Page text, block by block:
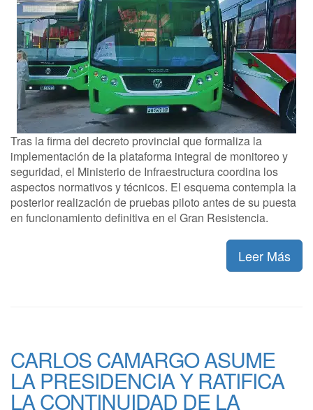
Tras la firma del decreto provincial que formaliza la
implementación de la plataforma integral de monitoreo y
seguridad, el Ministerio de Infraestructura coordina los
aspectos normativos y técnicos. El esquema contempla la
posterior realización de pruebas piloto antes de su puesta
en funcionamiento definitiva en el Gran Resistencia.
Leer Más
CARLOS CAMARGO ASUME
LA PRESIDENCIA Y RATIFICA
LA CONTINUIDAD DE LA